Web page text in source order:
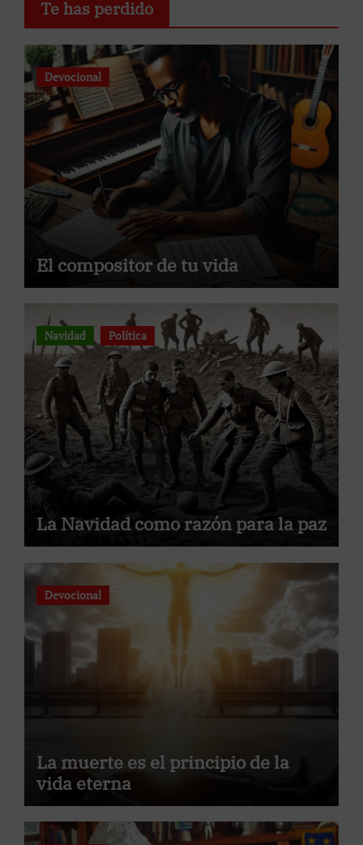
Te has perdido
Devocional
El compositor de tu vida
Navidad Política
La Navidad como razón para la paz
Devocional
La muerte es el principio de la
vida eterna